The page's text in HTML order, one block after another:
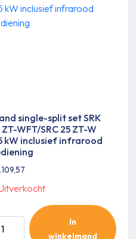
single-split set SRK
ZT-WFT/SRC 25 ZT-W
kW inclusief infrarood
In
winkelmand